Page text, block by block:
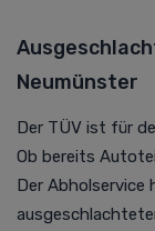
Neumünster
Der TÜV ist für
Ob bereits
Der Abholservice